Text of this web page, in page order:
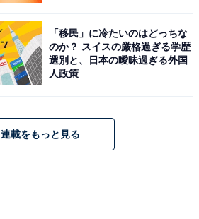
「移民」に冷たいのはどっちな
のか？ スイスの厳格過ぎる学歴
選別と、日本の曖昧過ぎる外国
人政策
連載をもっと見る